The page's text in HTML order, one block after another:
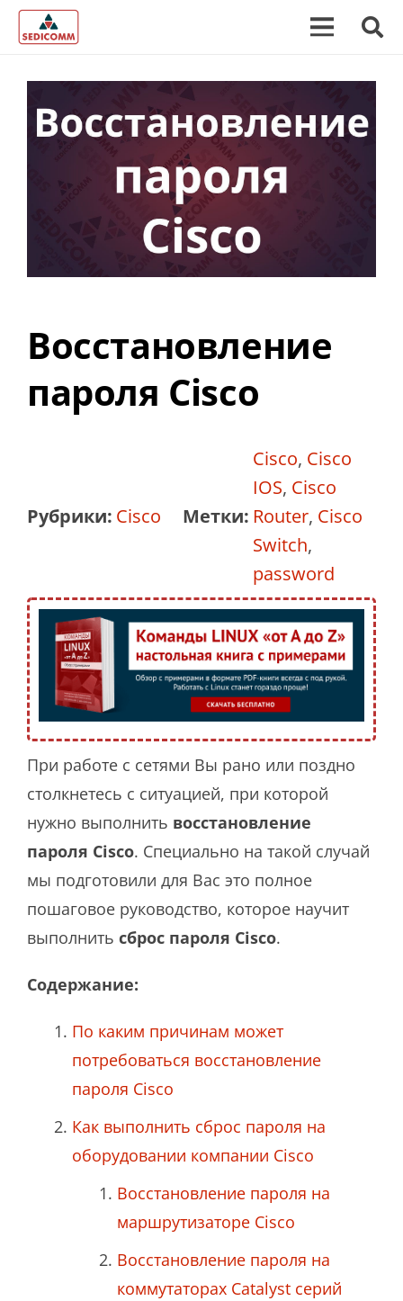
Восстановление
пароля Cisco
Рубрики: Cisco Метки:
Cisco, Cisco
IOS, Cisco
Router, Cisco
Switch,
password
При работе с сетями Вы рано или поздно
столкнетесь с ситуацией, при которой
нужно выполнить восстановление
пароля Cisco. Специально на такой случай
мы подготовили для Вас это полное
пошаговое руководство, которое научит
выполнить сброс пароля Cisco.
Содержание:
По каким причинам может
потребоваться восстановление
пароля Cisco
Как выполнить сброс пароля на
оборудовании компании Cisco
Восстановление пароля на
маршрутизаторе Cisco
Восстановление пароля на
коммутаторах Catalyst серий